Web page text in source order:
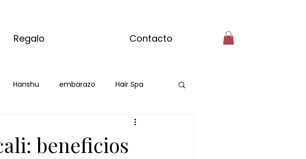
Regalo Contacto
Hanshu embarazo Hair Spa
beneficios